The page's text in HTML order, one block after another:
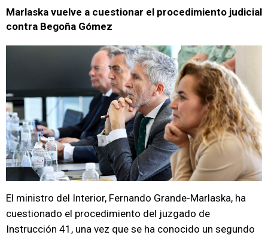
Marlaska vuelve a cuestionar el procedimiento judicial
contra Begoña Gómez
El ministro del Interior, Fernando Grande-Marlaska, ha
cuestionado el procedimiento del juzgado de
Instrucción 41, una vez que se ha conocido un segundo